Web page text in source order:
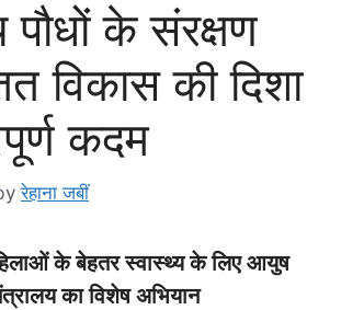
के संरक्षण
विकास की दिशा
कदम
रेहाना जबीं
के बेहतर स्वास्थ्य के लिए आयुष
का विशेष अभियान